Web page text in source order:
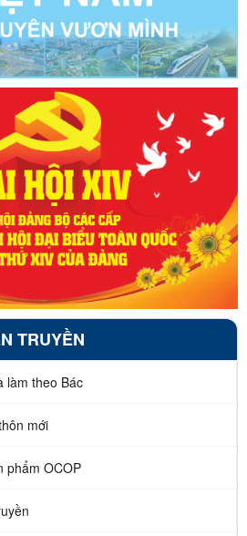
TRUYỀN
làm theo Bác
mới
phẩm OCOP